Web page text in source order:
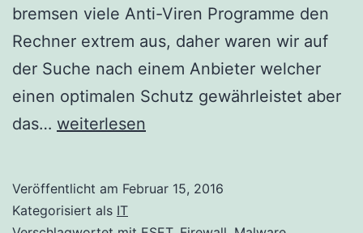
bremsen viele Anti-Viren Programme den
Rechner extrem aus, daher waren wir auf
der Suche nach einem Anbieter welcher
einen optimalen Schutz gewährleistet aber
das… ESET
technology
weiterlesen
Veröffentlicht am Februar 15, 2016
Kategorisiert als IT